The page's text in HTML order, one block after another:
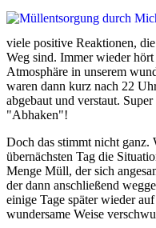
viele positive Reaktionen,
Weg sind. Immer wieder
Atmosphäre in unserem
waren dann kurz nach 22
abgebaut und verstaut.
"Abhaken"!
Doch das stimmt nicht ganz.
übernächsten Tag die
Menge Müll, der sich
der dann anschließend
einige Tage später wieder
wundersame Weise